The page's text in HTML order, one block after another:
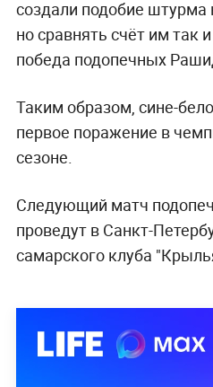
создали подобие штурма
но сравнять счёт им так
победа подопечных
Таким образом, сине-
первое поражение в
сезоне.
Следующий матч
проведут в Санкт-
самарского клуба